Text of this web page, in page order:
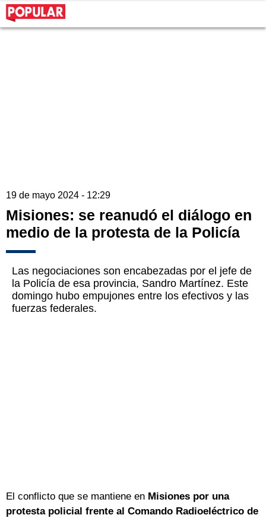
19 de mayo 2024 - 12:29
Misiones: se reanudó el diálogo en
medio de la protesta de la Policía
Las negociaciones son encabezadas por el jefe de
la Policía de esa provincia, Sandro Martínez. Este
domingo hubo empujones entre los efectivos y las
fuerzas federales.
El conflicto que se mantiene en Misiones por una
protesta policial frente al Comando Radioeléctrico de